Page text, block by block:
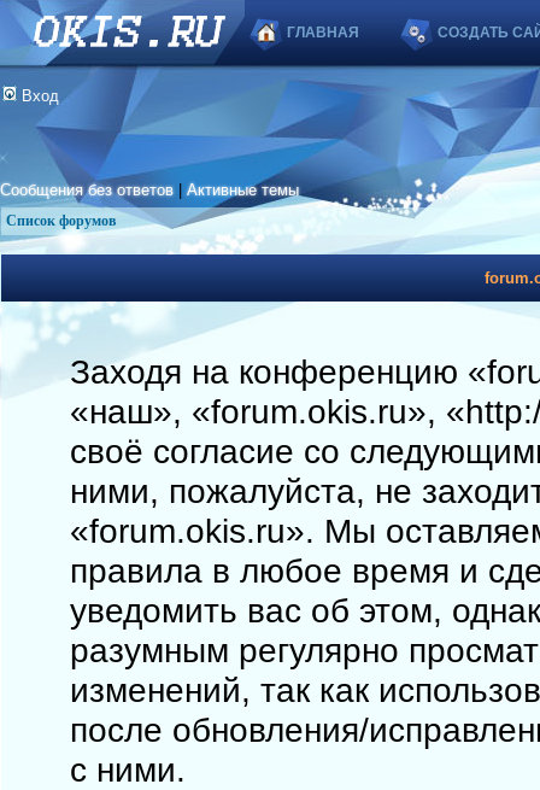
ГЛАВНАЯ СОЗДАТЬ
Вход
Сообщения без ответов |Активные темы
Список форумов
Заходя на конференцию
«наш», «forum.okis.ru»,
своё согласие со
ними, пожалуйста, не
«forum.okis.ru». Мы
правила в любое время и
уведомить вас об этом,
разумным регулярно
изменений, так как
после обновления/
с ними.